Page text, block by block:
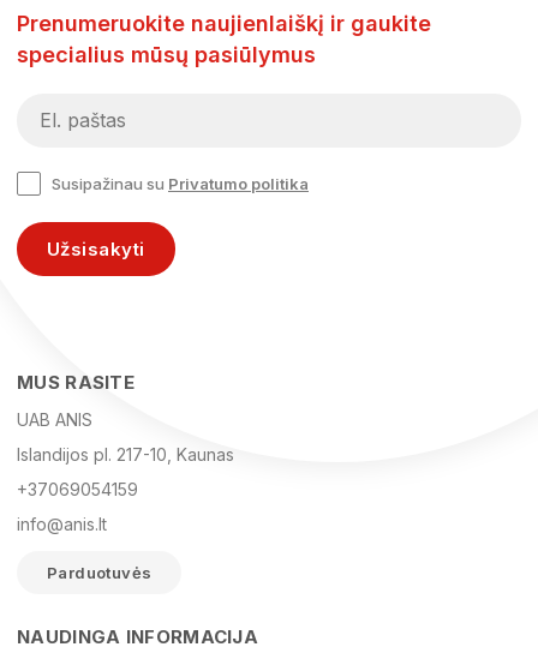
Prenumeruokite naujienlaiškį ir gaukite
specialius mūsų pasiūlymus
Susipažinau su Privatumo politika
Užsisakyti
MUS RASITE
UAB ANIS
Islandijos pl. 217-10, Kaunas
+37069054159
info@anis.lt
Parduotuvės
NAUDINGA INFORMACIJA